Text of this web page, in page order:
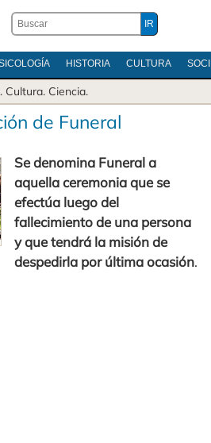
HISTORIA CULTURA
. Cultura. Ciencia.
de Funeral
Se denomina Funeral a
aquella ceremonia que se
efectúa luego del
fallecimiento de una persona
y que tendrá la misión de
despedirla por última ocasión.